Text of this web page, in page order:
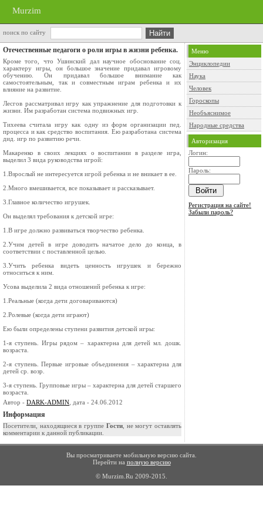
Murzim
поиск по сайту
Отечественные педагоги о роли игры в жизни ребенка.
Кроме того, что Ушинский дал научное обоснование соц.
характеру игры, он большое значение придавал игровому
обучению. Он придавал большое внимание как
самостоятельным, так и совместным играм ребенка и их
влияние на развитие.
Лесгов рассматривал игру как упражнение для подготовки к
жизни. Им разработан система подвижных игр.
Тихеева считала игру как одну из форм организации пед.
процесса и как средство воспитания. Ею разработана система
дид. игр по развитию речи.
Макаренко в своих лекциях о воспитании в разделе игра,
выделил 3 вида руководства игрой:
1.Взрослый не интересуется игрой ребенка и не вникает в ее.
2.Много вмешивается, все показывает и рассказывает.
3.Главное количество игрушек.
Он выделял требования к детской игре:
1.В игре должно развиваться творчество ребенка.
2.Учим детей в игре доводить начатое дело до конца, в
соответствии с поставленной целью.
3.Учить ребенка видеть ценность игрушек и бережно
относиться к ним.
Усова выделила 2 вида отношений ребенка к игре:
1.Реальные (когда дети договариваются)
2.Ролевые (когда дети играют)
Ею были определены ступени развития детской игры:
1-я ступень. Игры рядом – характерна для детей мл. дошк.
возраста.
2-я ступень. Первые игровые объединения – характерна для
детей ср. возр.
3-я ступень. Групповые игры – характерна для детей старшего
возраста.
Автор - DARK-ADMIN , дата - 24.06.2012
Информация
Посетители, находящиеся в группе Гости, не могут оставлять
комментарии к данной публикации.
Меню
Энциклопедии
Наука
Человек
Гороскопы
Необъяснимое
Народные средства
Авторизация
Логин:
Пароль:
Регистрация на сайте!
Забыли пароль?
Вы просматриваете мобильную версию сайта.
Перейти на полную версию
© Murzim.Ru 2009-2015.